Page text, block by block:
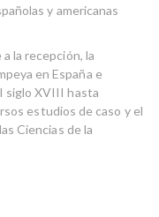
y americanas
la recepción, la
en España e
siglo XVIII hasta
estudios de caso y el
Ciencias de la